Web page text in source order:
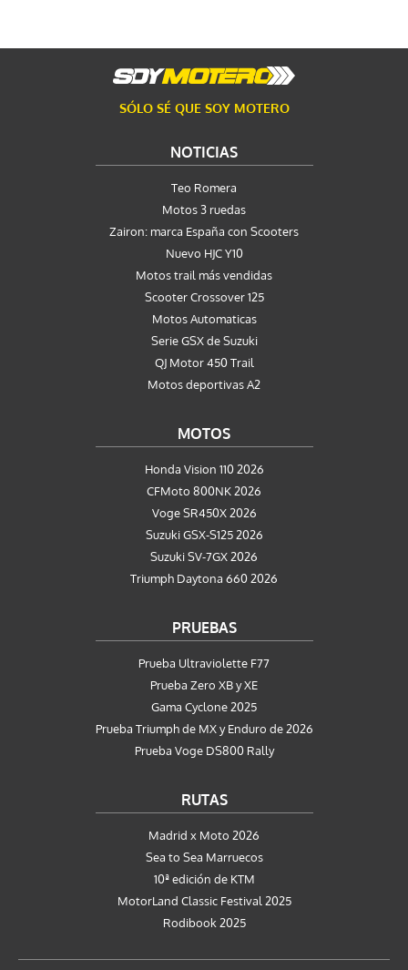
SÓLO SÉ QUE SOY MOTERO
NOTICIAS
Teo Romera
Motos 3 ruedas
Zairon: marca España con Scooters
Nuevo HJC Y10
Motos trail más vendidas
Scooter Crossover 125
Motos Automaticas
Serie GSX de Suzuki
QJ Motor 450 Trail
Motos deportivas A2
MOTOS
Honda Vision 110 2026
CFMoto 800NK 2026
Voge SR450X 2026
Suzuki GSX-S125 2026
Suzuki SV-7GX 2026
Triumph Daytona 660 2026
PRUEBAS
Prueba Ultraviolette F77
Prueba Zero XB y XE
Gama Cyclone 2025
Prueba Triumph de MX y Enduro de 2026
Prueba Voge DS800 Rally
RUTAS
Madrid x Moto 2026
Sea to Sea Marruecos
10ª edición de KTM
MotorLand Classic Festival 2025
Rodibook 2025